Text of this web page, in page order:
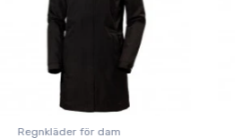
Regnkläder för dam